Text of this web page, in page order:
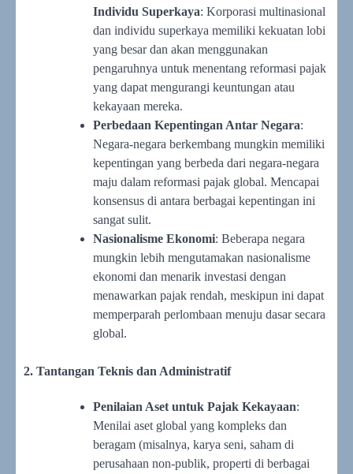
Individu Superkaya: Korporasi multinasional
dan individu superkaya memiliki kekuatan lobi
yang besar dan akan menggunakan
pengaruhnya untuk menentang reformasi pajak
yang dapat mengurangi keuntungan atau
kekayaan mereka.
Perbedaan Kepentingan Antar Negara:
Negara-negara berkembang mungkin memiliki
kepentingan yang berbeda dari negara-negara
maju dalam reformasi pajak global. Mencapai
konsensus di antara berbagai kepentingan ini
sangat sulit.
Nasionalisme Ekonomi: Beberapa negara
mungkin lebih mengutamakan nasionalisme
ekonomi dan menarik investasi dengan
menawarkan pajak rendah, meskipun ini dapat
memperparah perlombaan menuju dasar secara
global.
2. Tantangan Teknis dan Administratif
Penilaian Aset untuk Pajak Kekayaan:
Menilai aset global yang kompleks dan
beragam (misalnya, karya seni, saham di
perusahaan non-publik, properti di berbagai